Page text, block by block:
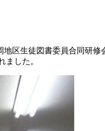
区生徒図書委員合同研修
ました。